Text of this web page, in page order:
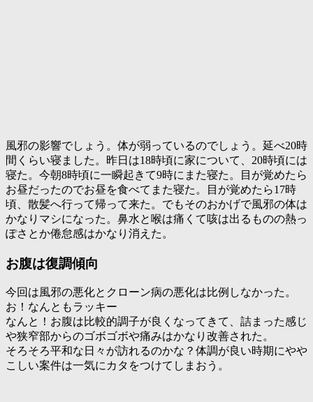
風邪の影響でしょう。体が弱っているのでしょう。延べ20時
間くらい寝ました。昨日は18時頃に家について、20時頃には
寝た。今朝8時頃に一瞬起きて9時にまた寝た。目が覚めたら
お昼だったのでお昼を食べてまた寝た。目が覚めたら17時
頃、散髪へ行って帰って来た。でもそのおかげで風邪の体は
かなりマシになった。鼻水と喉は痛くて咳は出るものの熱っ
ぽさとか倦怠感はかなり消えた。
お腹は復調傾向
今回は風邪の悪化とクローン病の悪化は比例しなかった 。
お！なんともラッキー
なんと！お腹は比較的調子が良くなってきて、詰まった感じ
や狭窄部からのゴボゴボや痛みはかなり改善された。
そろそろ平和な日々が訪れるのかな？体調が良い時期にやや
こしい案件は一気にカタをつけてしまおう。